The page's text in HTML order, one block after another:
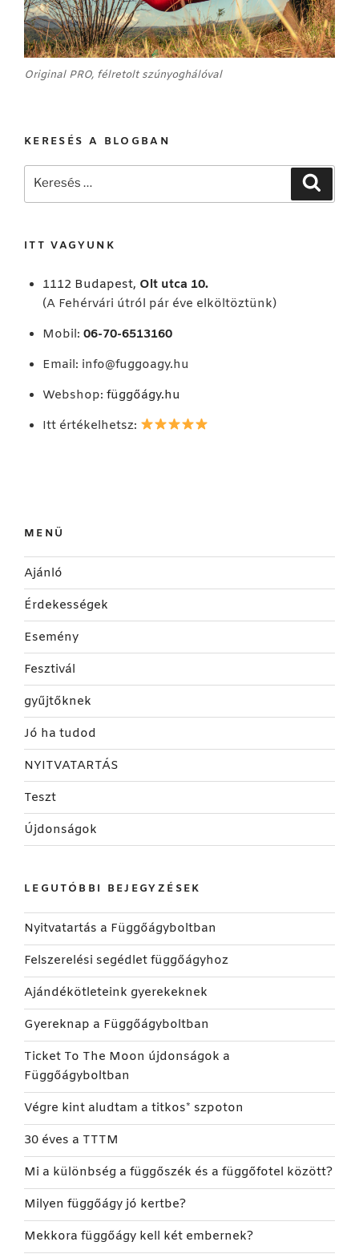
Original PRO, félretolt szúnyoghálóval
KERESÉS A BLOGBAN
Keresés
ITT VAGYUNK
1112 Budapest, Olt utca 10.
(A Fehérvári útról pár éve elköltöztünk)
Mobil: 06-70-6513160
Email: info@fuggoagy.hu
Webshop: függőágy.hu
Itt értékelhetsz:
MENÜ
Ajánló
Érdekességek
Esemény
Fesztivál
gyűjtőknek
Jó ha tudod
NYITVATARTÁS
Teszt
Újdonságok
LEGUTÓBBI BEJEGYZÉSEK
Nyitvatartás a Függőágyboltban
Felszerelési segédlet függőágyhoz
Ajándékötleteink gyerekeknek
Gyereknap a Függőágyboltban
Ticket To The Moon újdonságok a
Függőágyboltban
Végre kint aludtam a titkos* szpoton
30 éves a TTTM
Mi a különbség a függőszék és a függőfotel között?
Milyen függőágy jó kertbe?
Mekkora függőágy kell két embernek?